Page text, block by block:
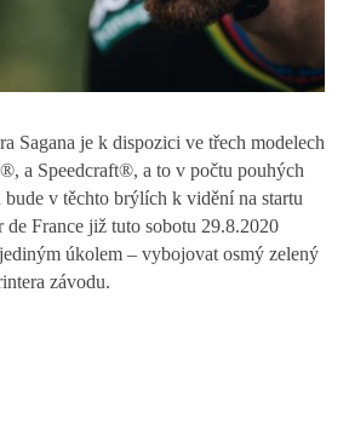
Sagana je k dispozici ve třech modelech
a Speedcraft®, a to v počtu pouhých
bude v těchto brýlích k vidění na startu
France již tuto sobotu 29.8.2020
úkolem – vybojovat osmý zelený
závodu.